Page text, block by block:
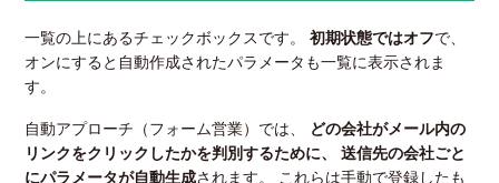
一覧の上にあるチェックボックスです。初期状態ではオフで、
オンにすると自動作成されたパラメータも一覧に表示されま
す。
自動アプローチ（フォーム営業）では、
どの会社がメール内の
リンクをクリックしたかを判別するために、 送信先の会社ごと
にパラメータが自動生成されます。 これらは手動で登録したも